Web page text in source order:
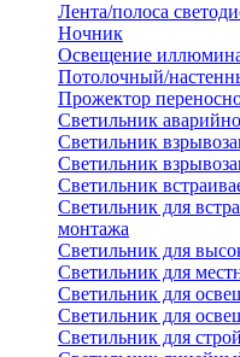
Лента/полоса
Ночник
Освещение
Потолочный/
Прожектор
Светильник
Светильник
Светильник
Светильник
Светильник для
монтажа
Светильник для
Светильник для
Светильник для
Светильник для
Светильник для